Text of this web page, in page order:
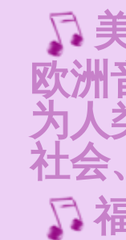
欧洲
为人
社会